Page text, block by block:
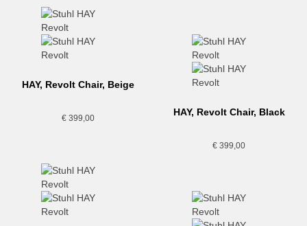
HAY, Revolt Chair, Beige
€399,00
HAY, Revolt Chair, Black
€ 399,00